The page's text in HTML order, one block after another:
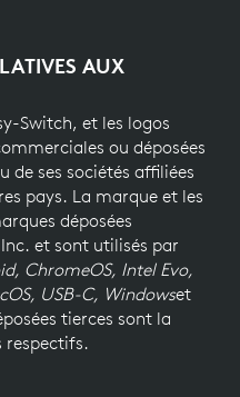
AUX
Switch, et les logos
ou déposées
de ses sociétés affiliées
pays. La marque et les
déposées
et sont utilisés par
ChromeOS, Intel Evo,
USB-C, Windowset
tierces sont la
respectifs.